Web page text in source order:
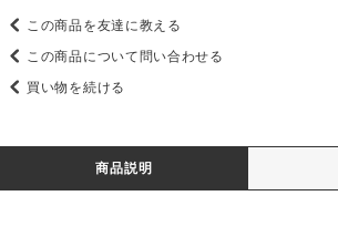
この商品を友達に教える
この商品について問い合わせる
買い物を続ける
商品説明